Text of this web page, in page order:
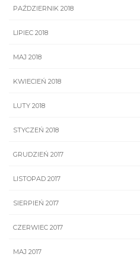
PAŹDZIERNIK 2018
LIPIEC 2018
MAJ 2018
KWIECIEŃ 2018
LUTY 2018
STYCZEŃ 2018
GRUDZIEŃ 2017
LISTOPAD 2017
SIERPIEŃ 2017
CZERWIEC 2017
MAJ 2017